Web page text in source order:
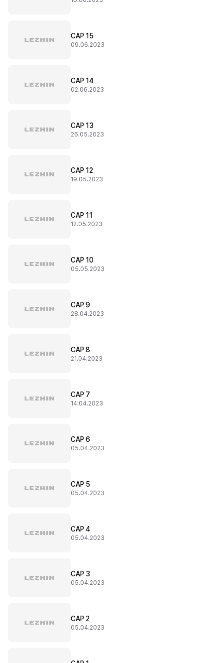
CAP 15
09.06.2023
CAP 14
02.06.2023
CAP 13
26.05.2023
CAP 12
19.05.2023
CAP 11
12.05.2023
CAP 10
05.05.2023
CAP 9
28.04.2023
CAP 8
21.04.2023
CAP 7
14.04.2023
CAP 6
05.04.2023
CAP 5
05.04.2023
CAP 4
05.04.2023
CAP 3
05.04.2023
CAP 2
05.04.2023